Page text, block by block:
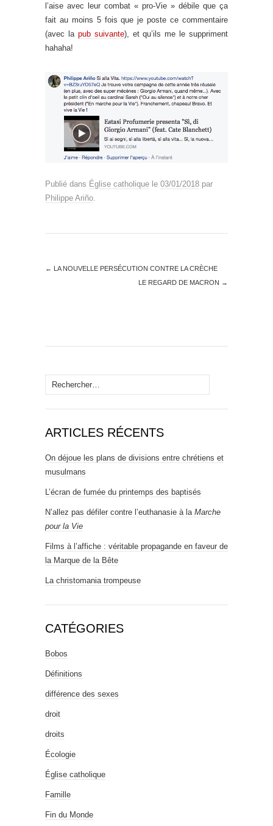
l’aise avec leur combat « pro-Vie » débile que ça
fait au moins 5 fois que je poste ce commentaire
(avec la pub suivante), et qu’ils me le suppriment
hahaha!
Publié dans Église catholique le 03/01/2018 par
Philippe Ariño.
←
LA NOUVELLE PERSÉCUTION CONTRE LA CRÈCHE
LE REGARD DE MACRON →
Rechercher :
ARTICLES RÉCENTS
On déjoue les plans de divisions entre chrétiens et
musulmans
L’écran de fumée du printemps des baptisés
N’allez pas défiler contre l’euthanasie à la Marche
pour la Vie
Films à l’affiche : véritable propagande en faveur de
la Marque de la Bête
La christomania trompeuse
CATÉGORIES
Bobos
Définitions
différence des sexes
droit
droits
Écologie
Église catholique
Famille
Fin du Monde